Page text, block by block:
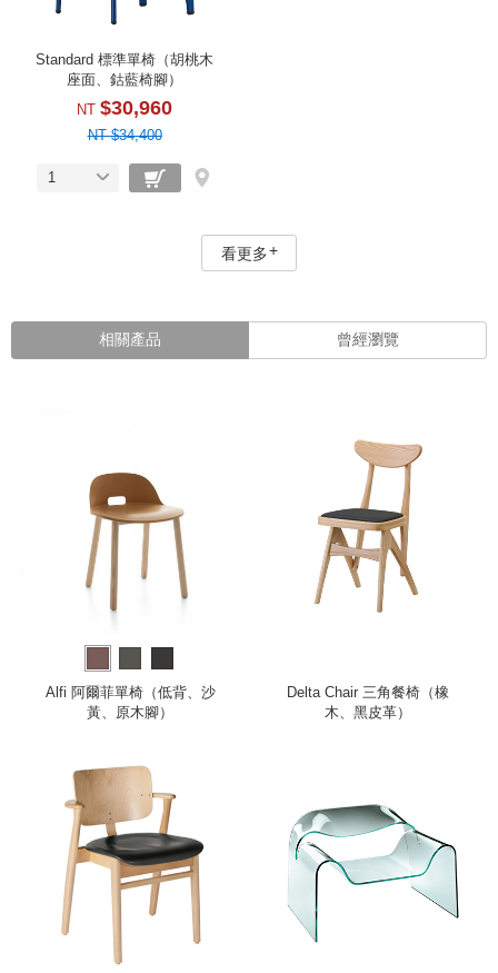
Standard 標準單椅（胡桃木
座面、鈷藍椅腳）
NT $30,960
NT $34,400
1
看更多
相關產品 曾經瀏覽
Alfi 阿爾菲單椅（低背、沙
黃、原木腳）
Delta Chair 三角餐椅（橡
木、黑皮革）